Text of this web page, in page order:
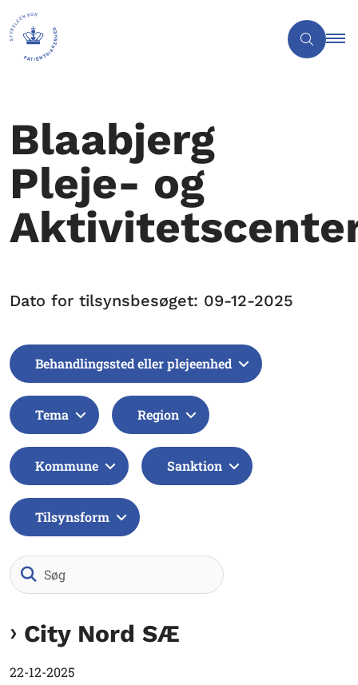
Blaabjerg
Pleje- og
Dato for tilsynsbesøget: 09-12-2025
Behandlingssted eller plejeenhed
Tema Region
Kommune Sanktion
Tilsynsform
City Nord SÆ
22-12-2025